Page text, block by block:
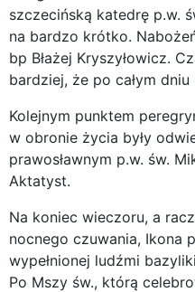
szczecińską katedrę p.w.
na bardzo krótko.
bp Błażej Kryszyłowicz.
bardziej, że po całym
Kolejnym punktem
w obronie życia były
prawosławnym p.w. św.
Aktatyst.
Na koniec wieczoru, a
nocnego czuwania, Ikona
wypełnionej ludźmi
Po Mszy św., którą